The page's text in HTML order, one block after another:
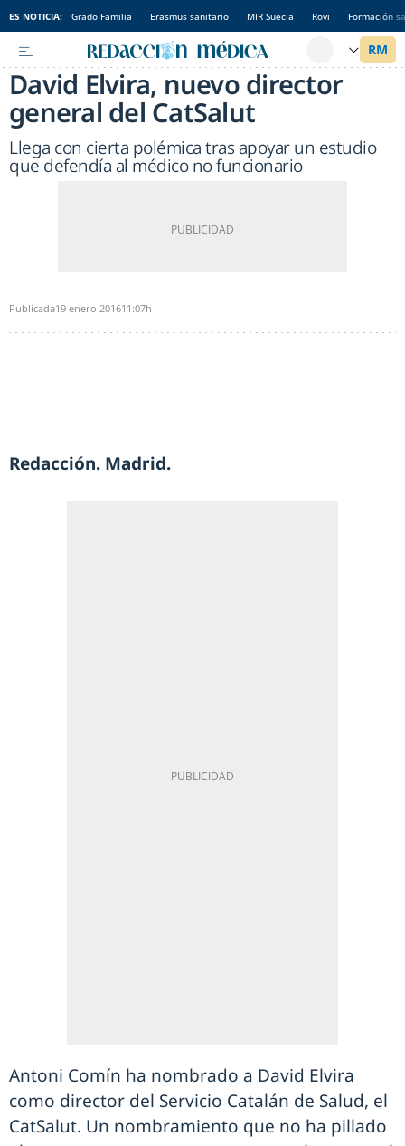
ES NOTICIA: Grado Familia Erasmus sanitario MIR Suecia Rovi Formación
David Elvira, nuevo director
general del CatSalut
Llega con cierta polémica tras apoyar un estudio
que defendía al médico no funcionario
Publicada19 enero 201611:07h
Redacción. Madrid.
Antoni Comín ha nombrado a David Elvira
como director del Servicio Catalán de Salud, el
CatSalut. Un nombramiento que no ha pillado